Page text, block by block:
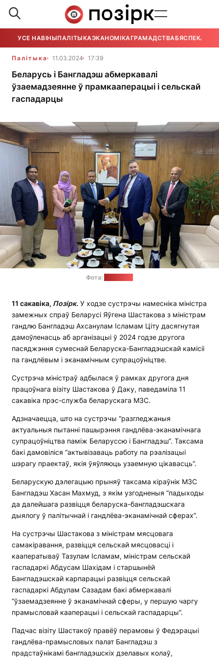
УСЕ НАВІНЫПАЛІТЫКАЭКАНОМІКАГРАМАДСТВАБЯСПЕКА
Палітыка 11.03.2024 17:39
Беларусь і Бангладэш абмеркавалі
ўзаемадзеянне ў прамкааперацыі і сельскай
гаспадарцы
Фота:
11 сакавіка, Позірк. У ходзе сустрэчы намесніка міністра
замежных спраў Беларусі Яўгена Шастакова з міністрам
гандлю Бангладэш Ахсанулам Ісламам Ціту дасягнутая
дамоўленасць аб арганізацыі ў 2024 годзе другога
пасяджэння сумеснай Беларуска-Бангладэшскай камісіі
па гандлёвым і эканамічным супрацоўніцтве.
Сустрэча міністраў адбылася ў рамках другога дня
працоўнага візіту Шастакова ў Даку, паведаміла 11
сакавіка прэс-служба беларускага МЗС.
Адзначаецца, што на сустрэчы “разгледжаныя
актуальныя пытанні пашырэння гандлёва-эканамічнага
супрацоўніцтва паміж Беларуссю і Бангладэш”. Таксама
бакі дамовіліся “актывізаваць работу па рэалізацыі
шэрагу праектаў, якія ўяўляюць узаемную цікавасць”.
Беларускую дэлегацыю прыняў таксама кіраўнік МЗС
Бангладэш Хасан Махмуд, з якім узгодненыя “падыходы
да далейшага развіцця беларуска-бангладэшскага
дыялогу ў палітычнай і гандлёва-эканамічнай сферах”.
На сустрэчы Шастакова з міністрам мясцовага
самакіравання, развіцця сельскай мясцовасці і
кааператываў Тазулам Ісламам, міністрам сельскай
гаспадаркі Абдусам Шахідам і старшынёй
Бангладэшскай карпарацыі развіцця сельскай
гаспадаркі Абдулам Сазадам бакі абмеркавалі
“ўзаемадзеянне ў эканамічнай сферы, у першую чаргу
прамысловай кааперацыі і сельскай гаспадарцы”.
Падчас візіту Шастакоў правёў перамовы ў Федэрацыі
гандлёва-прамысловых палат Бангладэш з
прадстаўнікамі бангладэшскіх дзелавых колаў,